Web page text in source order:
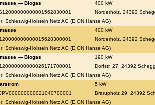
— Biogas
400 kW
Norderholz, 24392
Schleswig-Holstein Netz AG (E.ON Hanse AG)
400 kW
Norderholz, 24392
Schleswig-Holstein Netz AG (E.ON Hanse AG)
— Biogas
190 kW
Dorfstr. 27, 24392
Schleswig-Holstein Netz AG (E.ON Hanse AG)
5 kW
Brarupholz 29, 24392
Schleswig-Holstein Netz AG (E.ON Hanse AG)